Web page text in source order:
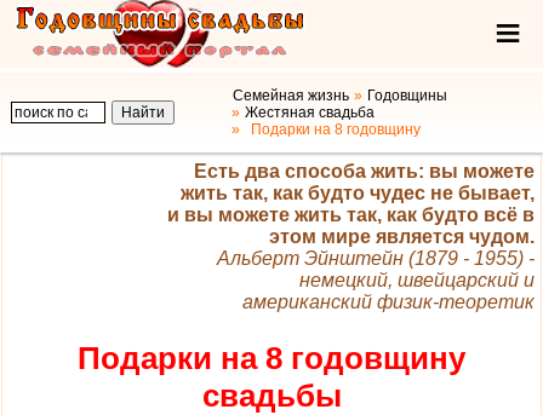
Семейная жизнь
Годовщины
Жестяная свадьба
Подарки на 8 годовщину
Есть два способа жить: вы можете
жить так, как будто чудес не бывает,
и вы можете жить так, как будто всё в
этом мире является чудом.
Альберт Эйнштейн (1879 - 1955) -
немецкий, швейцарский и
американский физик-теоретик
Подарки на 8 годовщину
свадьбы